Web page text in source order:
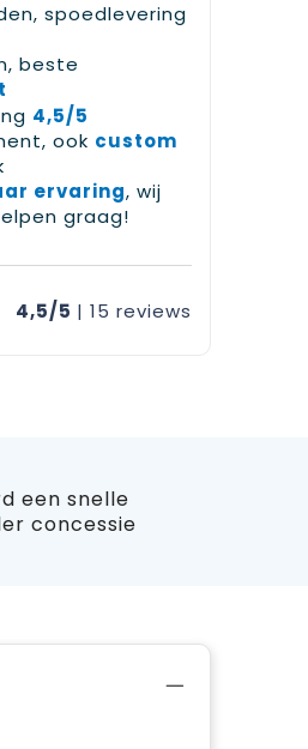
spoedlevering
beste
4,5/5
ook custom
ervaring, wij
graag!
4,5/5 | 15 reviews
een snelle
concessie